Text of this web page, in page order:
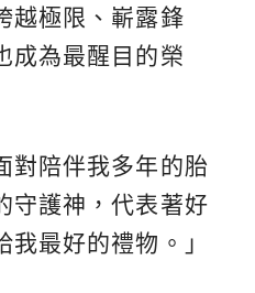
越極限、嶄露鋒
成為最醒目的榮
對陪伴我多年的胎
守護神，代表著好
最好的禮物。」